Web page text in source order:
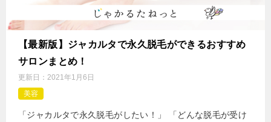
【最新版】ジャカルタで永久脱毛ができるおすすめ
サロンまとめ！
更新日： 2021年1月6日
美容
「ジャカルタで永久脱毛がしたい！」 「どんな脱毛が受け